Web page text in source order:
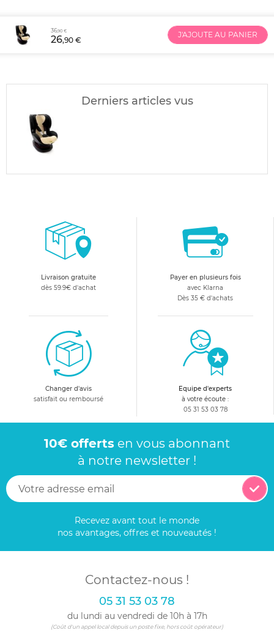
36,90 €
26,90 €
J'AJOUTE AU PANIER
Derniers articles vus
Livraison gratuite
dès 59.9€ d'achat
Payer en plusieurs fois
avec Klarna
Dès 35 € d'achats
Changer d'avis
satisfait ou remboursé
Equipe d'experts
à votre écoute :
05 31 53 03 78
10€ offerts en vous abonnant
à notre newsletter !
Recevez avant tout le monde
nos avantages, offres et nouveautés !
Contactez-nous !
05 31 53 03 78
du lundi au vendredi de 10h à 17h
(Coût d'un appel local depuis un poste fixe, hors coût opérateur)